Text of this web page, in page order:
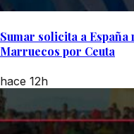
Sumar solicita a
Marruecos por Ceuta
hace 12h